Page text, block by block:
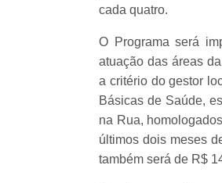
cada quatro.
O Programa será
atuação das áreas
a critério do gestor
Básicas de Saúde,
na Rua,
últimos dois meses
também será de R$